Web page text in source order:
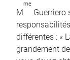
M
me
Guerriero
différentes : «
grandement